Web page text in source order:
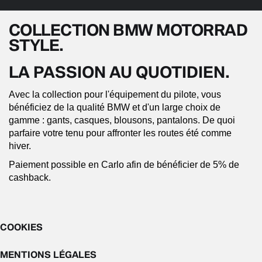
COLLECTION BMW MOTORRAD
STYLE.
LA PASSION AU QUOTIDIEN.
Avec la collection pour l'équipement du pilote, vous
bénéficiez de la qualité BMW et d'un large choix de
gamme : gants, casques, blousons, pantalons. De quoi
parfaire votre tenu pour affronter les routes été comme
hiver.
Paiement possible en Carlo afin de bénéficier de 5% de
cashback.
COOKIES
MENTIONS LÉGALES